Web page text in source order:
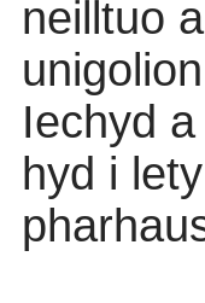
neilltuo
Iechyd
hyd i